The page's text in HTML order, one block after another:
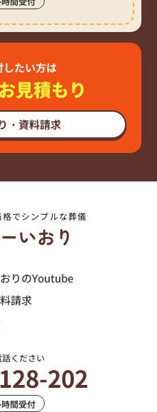
したい方は
見積もり
・資料請求
でシンプルな葬儀
りのYoutube
請求
ください
202
時間受付